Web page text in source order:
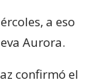
a eso
Aurora.
confirmó el